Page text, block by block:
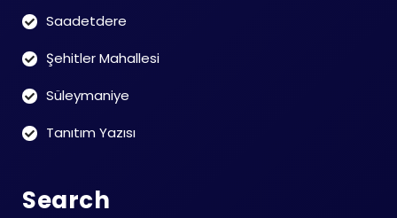
Saadetdere
Şehitler Mahallesi
Süleymaniye
Tanıtım Yazısı
Search